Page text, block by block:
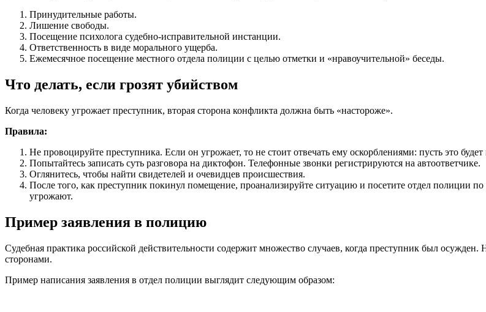
Принудительные работы.
Лишение свободы.
Посещение психолога судебно-исправительной инстанции.
Ответственность в виде морального ущерба.
Ежемесячное посещение местного отдела полиции с целью отметки и «нравоучительной» беседы.
Что делать, если грозят убийством
Когда человеку угрожает преступник, вторая сторона конфликта должна быть «настороже».
Правила:
Не провоцируйте преступника. Если он угрожает, то не стоит отвечать ему оскорблениями: пусть это
Попытайтесь записать суть разговора на диктофон. Телефонные звонки регистрируются на автоответчике.
Оглянитесь, чтобы найти свидетелей и очевидцев происшествия.
После того, как преступник покинул помещение, проанализируйте ситуацию и посетите отдел полиции
угрожают.
Пример заявления в полицию
Судебная практика российской действительности содержит множество случаев, когда преступник был
сторонами.
Пример написания заявления в отдел полиции выглядит следующим образом: